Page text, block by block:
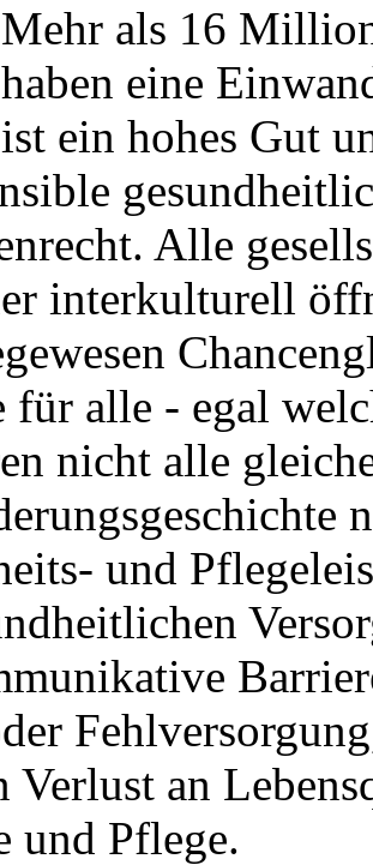
Mehr als 16
haben eine
ist ein hohes Gut
Alle
interkulturell
für alle - egal
nicht alle
und
Verlust an
und Pflege.